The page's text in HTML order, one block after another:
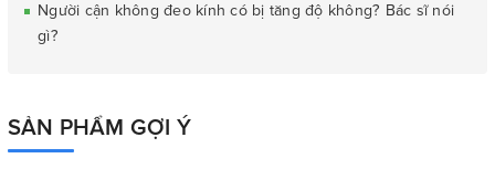
Người cận không đeo kính có bị tăng độ không? Bác sĩ nói
gì?
SẢN PHẨM GỢI Ý